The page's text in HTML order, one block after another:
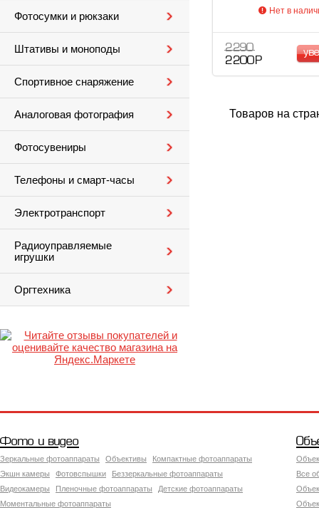
Фотосумки и рюкзаки
Штативы и моноподы
Спортивное снаряжение
Аналоговая фотография
Фотосувениры
Телефоны и смарт-часы
Электротранспорт
Радиоуправляемые
игрушки
Оргтехника
Нет в
2 290
2 200 Р
Товаров на
Фото и видео
Зеркальные фотоаппараты Объективы
Компактные фотоаппараты
Экшн камеры
Фотовспышки
Беззеркальные фотоаппараты
Видеокамеры
Пленочные фотоаппараты
Детские фотоаппараты
Моментальные фотоаппараты
Все